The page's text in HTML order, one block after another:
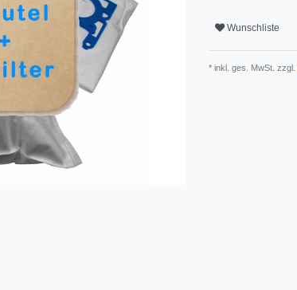
Wunschliste
* inkl. ges. MwSt. zzgl.